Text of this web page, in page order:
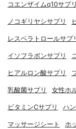
コエンザイムq10サプリ
ノコギリヤシサプリ
レスベラトロールサプ
イソフラボンサプリ
ヒアルロン酸サプリ
乳酸菌サプリ 女性ホ
ビタミンCサプリ ハ
マッサージシート ホ